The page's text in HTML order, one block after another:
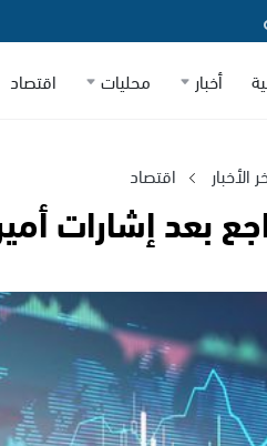
أخبار محليات اقتصاد
الأخبار اقتصاد
بعد إشارات